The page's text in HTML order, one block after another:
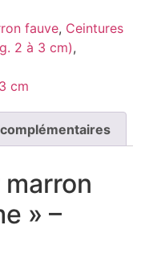
fauve, Ceintures
2 à 3 cm),
cm
» –